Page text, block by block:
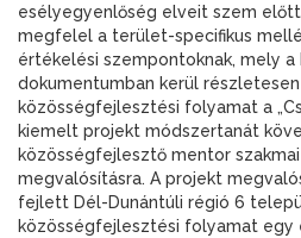
esélyegyenlőség elveit szem
megfelel a terület-specifikus
értékelési szempontoknak, mely a
dokumentumban kerül
közösségfejlesztési folyamat a
kiemelt projekt módszertanát
közösségfejlesztő mentor
megvalósításra. A projekt
fejlett Dél-Dunántúli régió 6
közösségfejlesztési folyamat egy